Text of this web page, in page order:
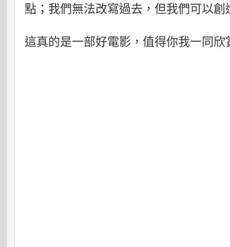
點；我們無法改寫過去，但我們可以創
這真的是一部好電影，值得你我一同欣